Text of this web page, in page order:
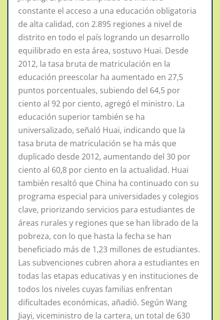
constante el acceso a una educación obligatoria
de alta calidad, con 2.895 regiones a nivel de
distrito en todo el país logrando un desarrollo
equilibrado en esta área, sostuvo Huai. Desde
2012, la tasa bruta de matriculación en la
educación preescolar ha aumentado en 27,5
puntos porcentuales, subiendo del 64,5 por
ciento al 92 por ciento, agregó el ministro. La
educación superior también se ha
universalizado, señaló Huai, indicando que la
tasa bruta de matriculación se ha más que
duplicado desde 2012, aumentando del 30 por
ciento al 60,8 por ciento en la actualidad. Huai
también resaltó que China ha continuado con su
programa especial para universidades y colegios
clave, priorizando servicios para estudiantes de
áreas rurales y regiones que se han librado de la
pobreza, con lo que hasta la fecha se han
beneficiado más de 1,23 millones de estudiantes.
Las subvenciones cubren ahora a estudiantes en
todas las etapas educativas y en instituciones de
todos los niveles cuyas familias enfrentan
dificultades económicas, añadió. Según Wang
Jiayi, viceministro de la cartera, un total de 630